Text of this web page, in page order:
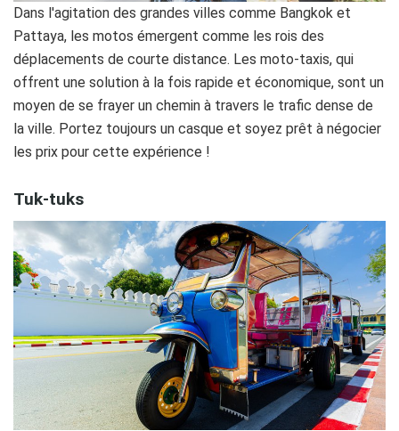
Dans l'agitation des grandes villes comme Bangkok et
Pattaya, les motos émergent comme les rois des
déplacements de courte distance. Les moto-taxis, qui
offrent une solution à la fois rapide et économique, sont un
moyen de se frayer un chemin à travers le trafic dense de
la ville. Portez toujours un casque et soyez prêt à négocier
les prix pour cette expérience !
Tuk-tuks